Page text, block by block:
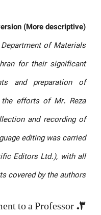
(More descriptive):
of Materials
for their significant
and preparation of
efforts of Mr. Reza
and recording of
editing was carried
Editors Ltd.), with all
covered by the authors.
3. Acknowledgment to a Professor